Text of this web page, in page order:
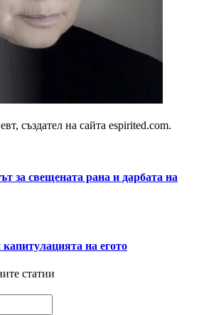
създател на сайта espirited.com.
за свещената рана и дарбата на
на егото
статии